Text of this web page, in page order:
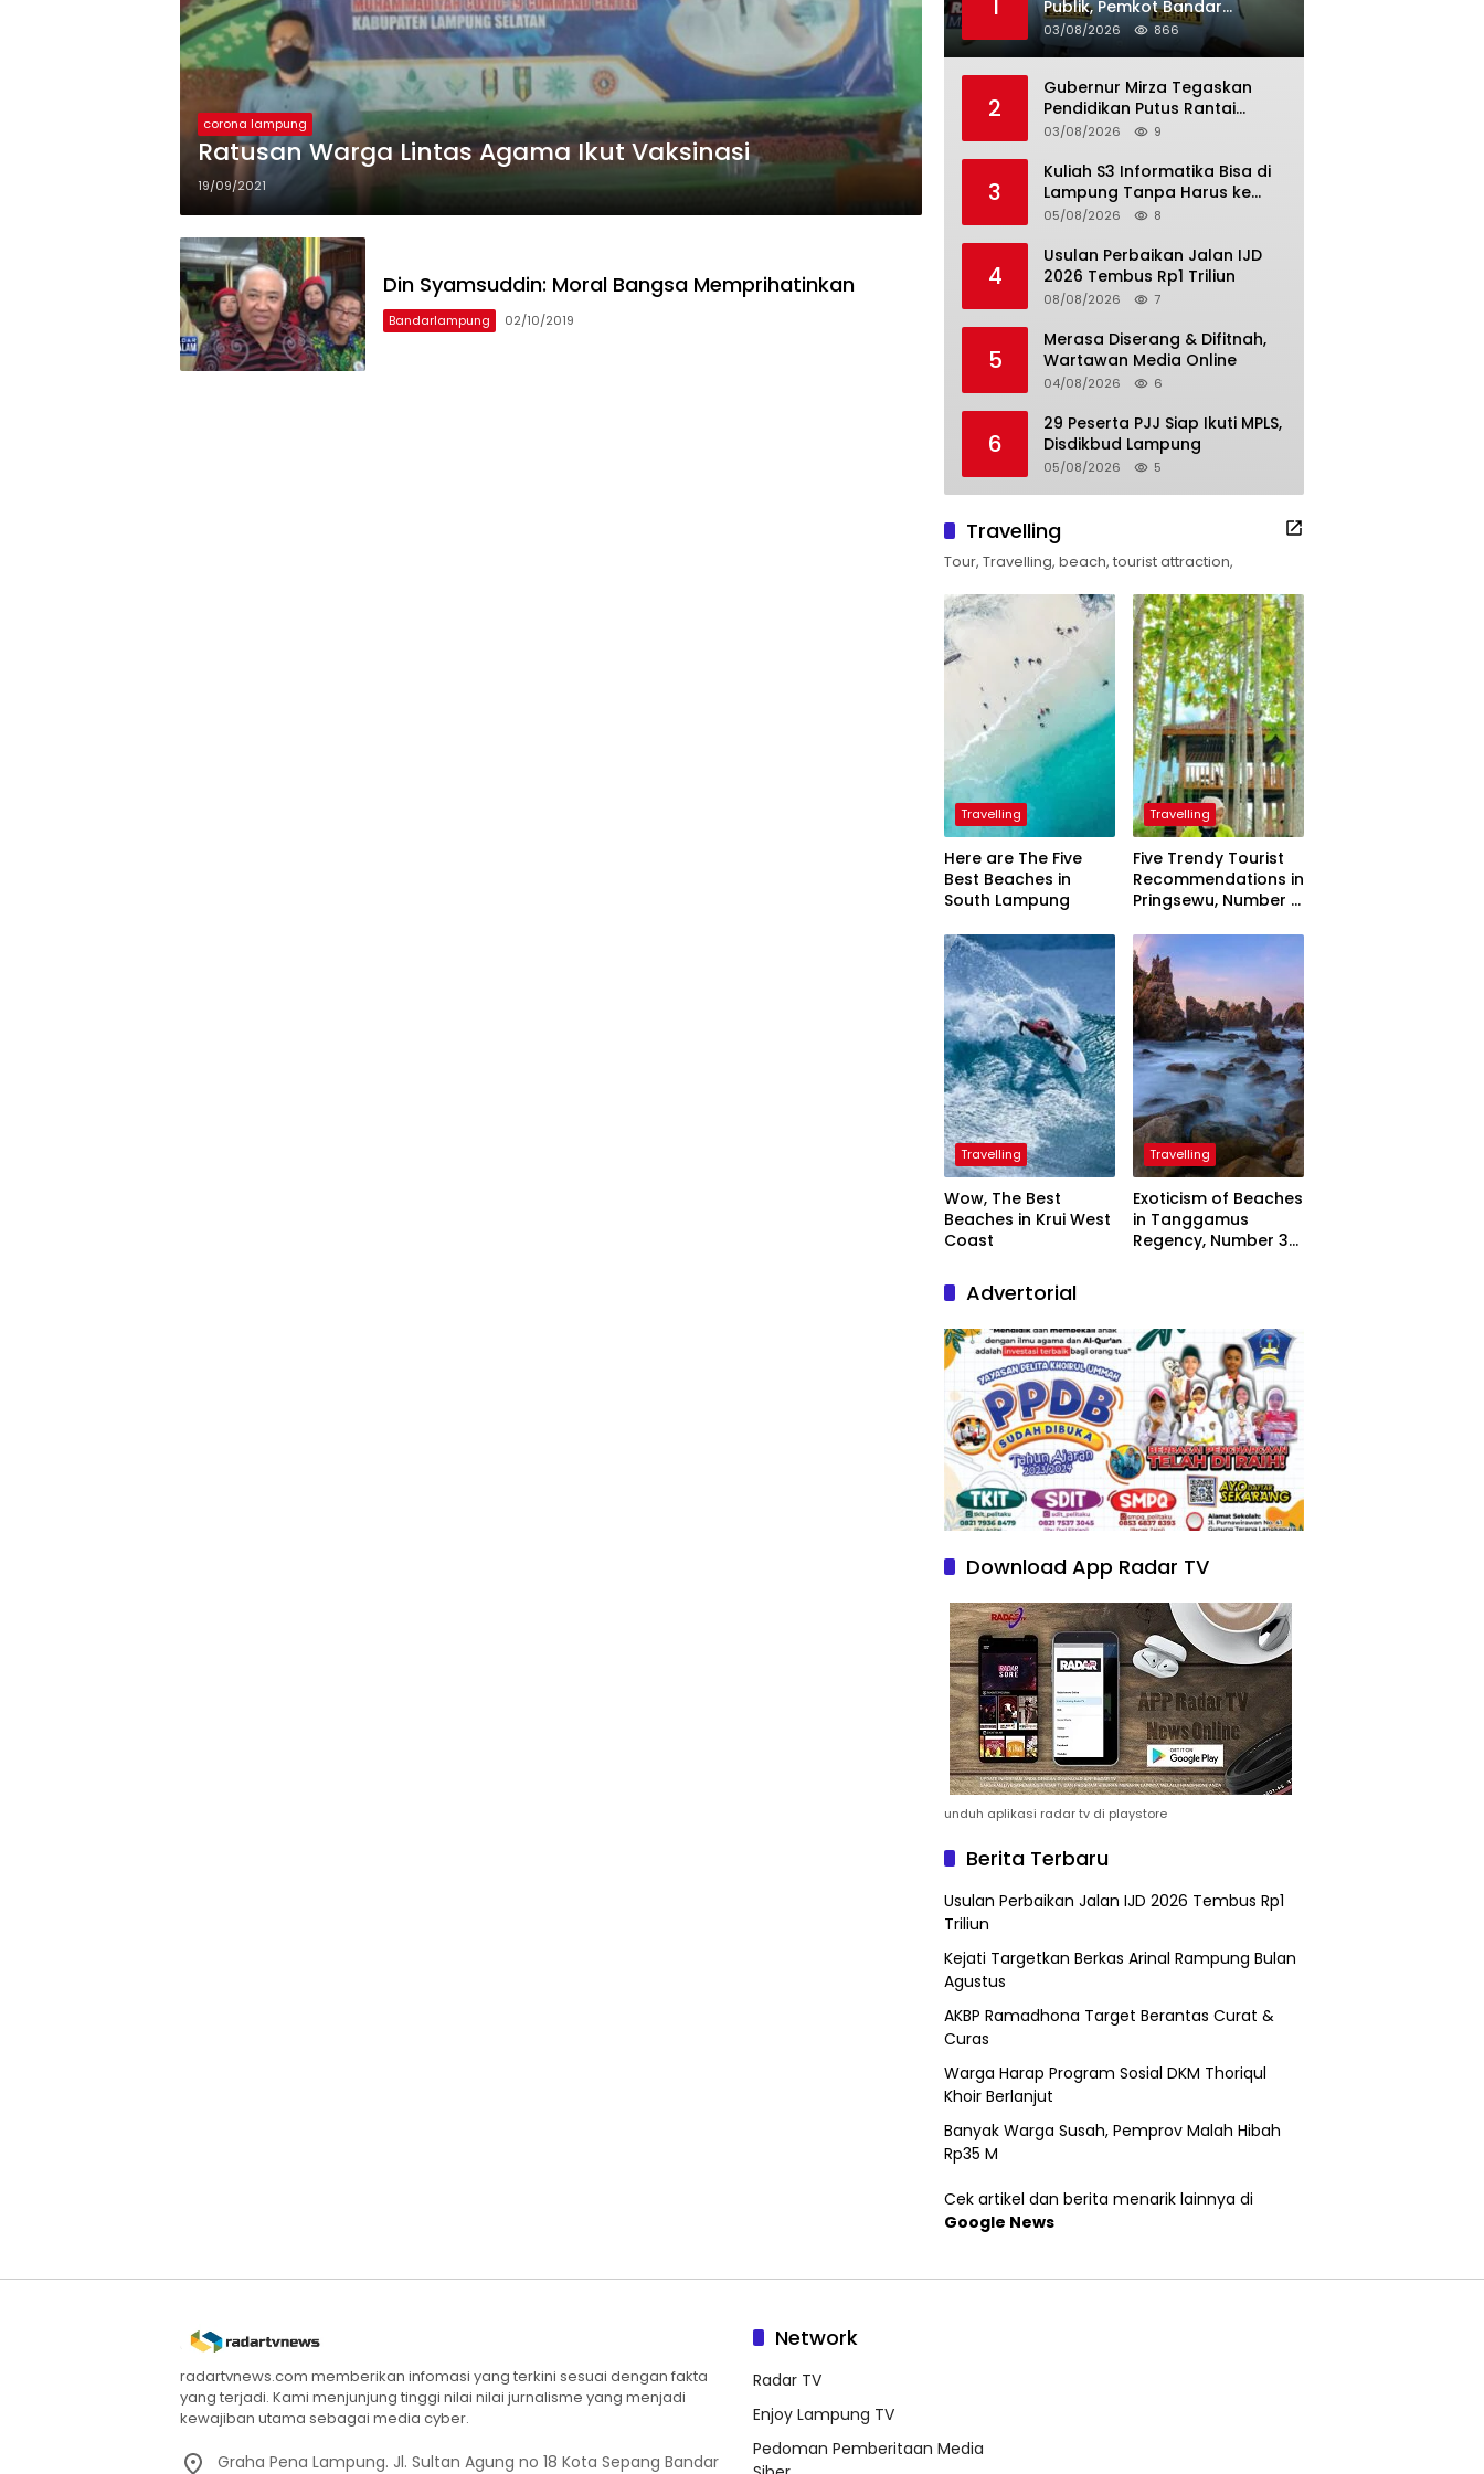
corona lampung
Ratusan Warga Lintas Agama Ikut Vaksinasi
19/09/2021
Din Syamsuddin: Moral Bangsa Memprihatinkan
Bandarlampung 02/10/2019
1
Publik, Pemkot Bandar
Lampung Uji Coba Bus Umum
03/08/2026 866
2
Gubernur Mirza Tegaskan
Pendidikan Putus Rantai
Kemiskinan
03/08/2026 9
3
Kuliah S3 Informatika Bisa di
Lampung Tanpa Harus ke
Luar Daerah
05/08/2026 8
4
Usulan Perbaikan Jalan IJD
2026 Tembus Rp1 Triliun
08/08/2026 7
5
Merasa Diserang & Difitnah,
Wartawan Media Online
04/08/2026 6
6
29 Peserta PJJ Siap Ikuti MPLS,
Disdikbud Lampung
05/08/2026 5
Travelling
Tour, Travelling, beach, tourist attraction,
Travelling
Here are The Five
Best Beaches in
South Lampung
Travelling
Five Trendy Tourist
Recommendations in
Pringsewu, Number 3
President
Travelling
Wow, The Best
Beaches in Krui West
Coast
Travelling
Exoticism of Beaches
in Tanggamus
Regency, Number 3
Advertorial
Download App Radar TV
unduh aplikasi radar tv di playstore
Berita Terbaru
Usulan Perbaikan Jalan IJD 2026 Tembus Rp1
Triliun
Kejati Targetkan Berkas Arinal Rampung Bulan
Agustus
AKBP Ramadhona Target Berantas Curat &
Curas
Warga Harap Program Sosial DKM Thoriqul
Khoir Berlanjut
Banyak Warga Susah, Pemprov Malah Hibah
Rp35 M
Cek artikel dan berita menarik lainnya di
Google News
radartvnews.com memberikan infomasi yang terkini sesuai dengan fakta
yang terjadi. Kami menjunjung tinggi nilai nilai jurnalisme yang menjadi
kewajiban utama sebagai media cyber.
Graha Pena Lampung. Jl. Sultan Agung no 18 Kota Sepang Bandar
Network
Radar TV
Enjoy Lampung TV
Pedoman Pemberitaan Media